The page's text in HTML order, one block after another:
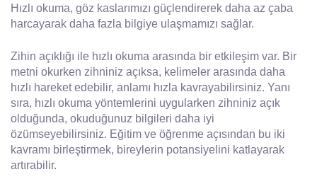
Hızlı okuma, göz kaslarımızı güçlendirerek daha az çaba
harcayarak daha fazla bilgiye ulaşmamızı sağlar.
Zihin açıklığı ile hızlı okuma arasında bir etkileşim var. Bir
metni okurken zihniniz açıksa, kelimeler arasında daha
hızlı hareket edebilir, anlamı hızla kavrayabilirsiniz. Yanı
sıra, hızlı okuma yöntemlerini uygularken zihniniz açık
olduğunda, okuduğunuz bilgileri daha iyi
özümseyebilirsiniz. Eğitim ve öğrenme açısından bu iki
kavramı birleştirmek, bireylerin potansiyelini katlayarak
artırabilir.